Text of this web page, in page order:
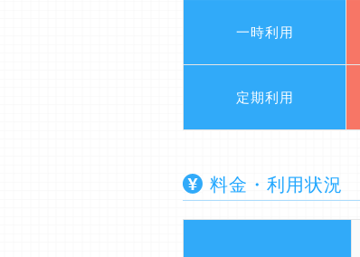
一時利用
定期利用
料金・利用状況